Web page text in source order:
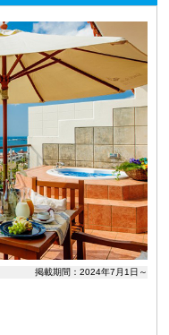
掲載期間：2024年7月1日～